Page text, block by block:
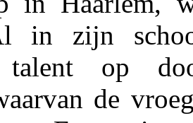
in zijn
talent op
de